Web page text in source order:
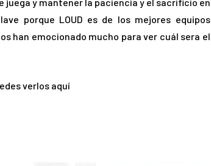
porque LOUD es de los mejores equipos
han emocionado mucho para ver cuál sera el
verlos aquí